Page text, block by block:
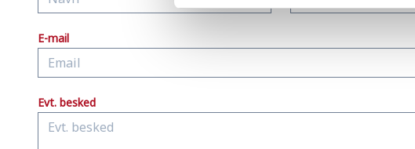
E-mail
Evt. besked